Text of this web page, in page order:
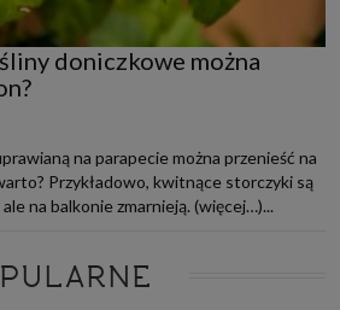
doniczkowe można
na parapecie można przenieść na
Przykładowo, kwitnące storczyki są
na balkonie zmarnieją. (więcej…)...